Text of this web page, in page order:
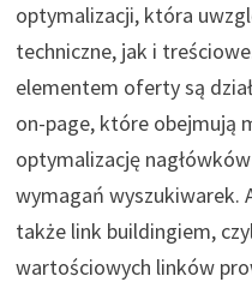
optymalizacji, która
techniczne, jak i
elementem oferty są
on-page, które obejmują
optymalizację
wymagań wyszukiwarek.
także link buildingiem,
wartościowych linków